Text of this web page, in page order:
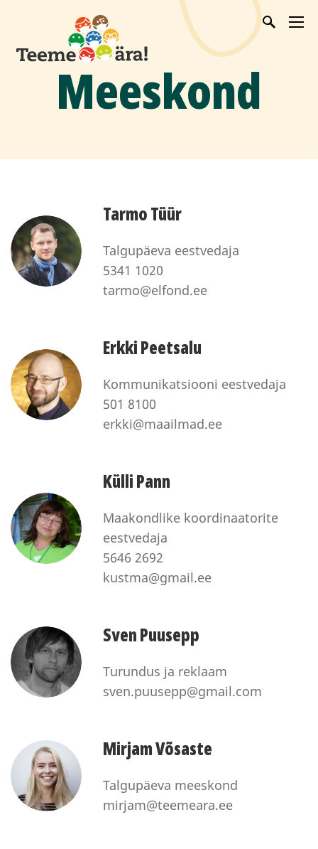
Meeskond
Tarmo Tüür
Talgupäeva eestvedaja
5341 1020
tarmo@elfond.ee
Erkki Peetsalu
Kommunikatsiooni eestvedaja
501 8100
erkki@maailmad.ee
Külli Pann
Maakondlike koordinaatorite
eestvedaja
5646 2692
kustma@gmail.ee
Sven Puusepp
Turundus ja reklaam
sven.puusepp@gmail.com
Mirjam Võsaste
Talgupäeva meeskond
mirjam@teemeara.ee